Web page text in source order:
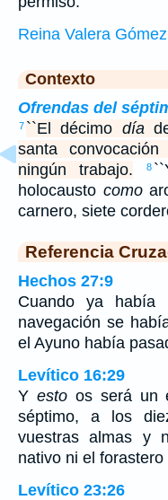
Reina Valera
Contexto
Ofrendas del
7 ``El décimo día
santa
ningún trabajo.
8
holocausto como
carnero, siete
Referencia
Hechos 27:9
Cuando ya había
navegación se
el Ayuno había
Levítico 16:29
Y estoos será un
séptimo, a los
vuestras almas y
nativo ni el
Levítico 23:26